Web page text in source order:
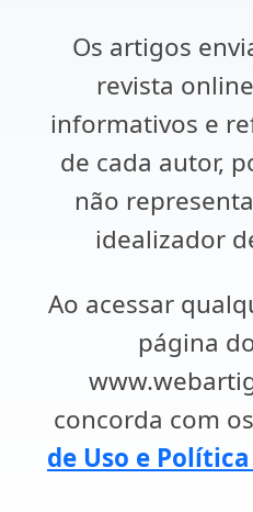
Os artigos
revista
informativos e
de cada autor,
não
idealizador
Ao acessar
página
concorda com
de Uso e